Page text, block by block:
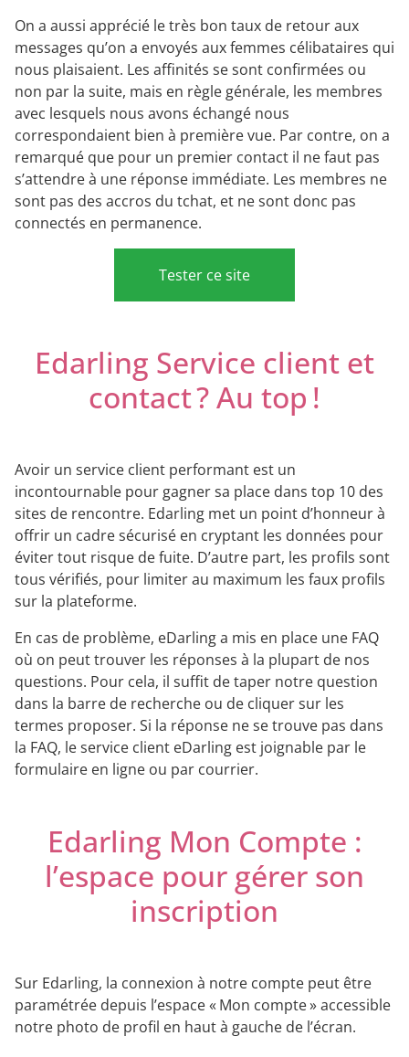
On a aussi apprécié le très bon taux de retour aux
messages qu’on a envoyés aux femmes célibataires qui
nous plaisaient. Les affinités se sont confirmées ou
non par la suite, mais en règle générale, les membres
avec lesquels nous avons échangé nous
correspondaient bien à première vue. Par contre, on a
remarqué que pour un premier contact il ne faut pas
s’attendre à une réponse immédiate. Les membres ne
sont pas des accros du tchat, et ne sont donc pas
connectés en permanence.
Tester ce site
Edarling Service client et
contact ? Au top !
Avoir un service client performant est un
incontournable pour gagner sa place dans top 10 des
sites de rencontre. Edarling met un point d’honneur à
offrir un cadre sécurisé en cryptant les données pour
éviter tout risque de fuite. D’autre part, les profils sont
tous vérifiés, pour limiter au maximum les faux profils
sur la plateforme.
En cas de problème, eDarling a mis en place une FAQ
où on peut trouver les réponses à la plupart de nos
questions. Pour cela, il suffit de taper notre question
dans la barre de recherche ou de cliquer sur les
termes proposer. Si la réponse ne se trouve pas dans
la FAQ, le service client eDarling est joignable par le
formulaire en ligne ou par courrier.
Edarling Mon Compte :
l’espace pour gérer son
inscription
Sur Edarling, la connexion à notre compte peut être
paramétrée depuis l’espace « Mon compte » accessible
notre photo de profil en haut à gauche de l’écran.